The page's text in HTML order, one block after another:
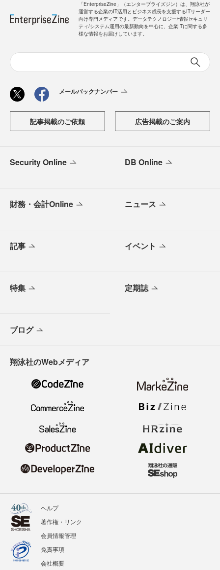
「EnterpriseZine」（エンタープライズジン）は、翔泳社が
運営する企業のIT活用とビジネス成長を支援するITリーダー
向け専門メディアです。データテクノロジー/情報セキュリ
ティ/システム運用の最新動向を中心に、企業ITに関する多
様な情報をお届けしています。
メールバックナンバー
記事掲載のご依頼 広告掲載のご案内
Security Online DB Online
財務・会計Online ニュース
記事 イベント
特集 定期誌
ブログ
翔泳社のWebメディア
ヘルプ
著作権・リンク
会員情報管理
免責事項
会社概要